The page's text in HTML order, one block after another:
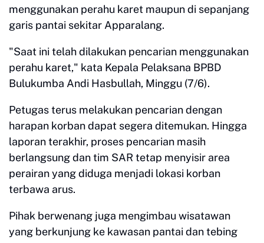
menggunakan perahu karet maupun di sepanjang
garis pantai sekitar Apparalang.
"Saat ini telah dilakukan pencarian menggunakan
perahu karet," kata Kepala Pelaksana BPBD
Bulukumba Andi Hasbullah, Minggu (7/6).
Petugas terus melakukan pencarian dengan
harapan korban dapat segera ditemukan. Hingga
laporan terakhir, proses pencarian masih
berlangsung dan tim SAR tetap menyisir area
perairan yang diduga menjadi lokasi korban
terbawa arus.
Pihak berwenang juga mengimbau wisatawan
yang berkunjung ke kawasan pantai dan tebing